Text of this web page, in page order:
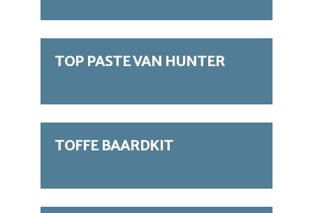
TOP PASTE VAN HUNTER
TOFFE BAARDKIT